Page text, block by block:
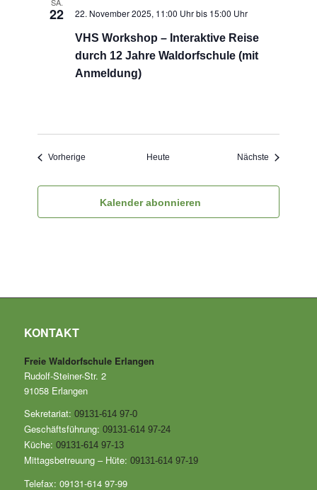
22 22. November 2025, 11:00 Uhrbis 15:00 Uhr
VHS Workshop – Interaktive Reise
durch 12 Jahre Waldorfschule (mit
Anmeldung)
Vorherige VeranstaltungenHeute Nächste
Kalender abonnieren
KONTAKT
Freie Waldorfschule Erlangen
Rudolf-Steiner-Str. 2
91058 Erlangen
Sekretariat: 09131-614 97-0
Geschäftsführung: 09131-614 97-24
Küche: 09131-614 97-13
Mittagsbetreuung – Hüte: 09131-614 97-19
Telefax: 09131-614 97-99